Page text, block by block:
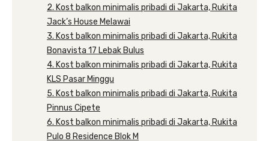
2. Kost balkon minimalis pribadi di Jakarta, Rukita
Jack’s House Melawai
3. Kost balkon minimalis pribadi di Jakarta, Rukita
Bonavista 17 Lebak Bulus
4. Kost balkon minimalis pribadi di Jakarta, Rukita
KLS Pasar Minggu
5. Kost balkon minimalis pribadi di Jakarta, Rukita
Pinnus Cipete
6. Kost balkon minimalis pribadi di Jakarta, Rukita
Pulo 8 Residence Blok M